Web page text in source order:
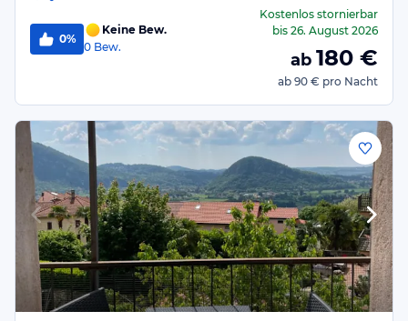
0%
Keine Bew.
0 Bew.
Kostenlos stornierbar
bis 26. August 2026
ab 180 €
ab 90 € pro Nacht